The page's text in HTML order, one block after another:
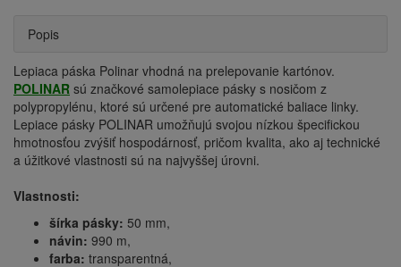
Popis
Lepiaca páska Polinar vhodná na prelepovanie kartónov.
POLINAR sú značkové samolepiace pásky s nosičom z
polypropylénu, ktoré sú určené pre automatické baliace linky.
Lepiace pásky POLINAR umožňujú svojou nízkou špecifickou
hmotnosťou zvýšiť hospodárnosť, pričom kvalita, ako aj technické
a úžitkové vlastnosti sú na najvyššej úrovni.
Vlastnosti:
šírka pásky: 50 mm,
návin: 990 m,
farba: transparentná,